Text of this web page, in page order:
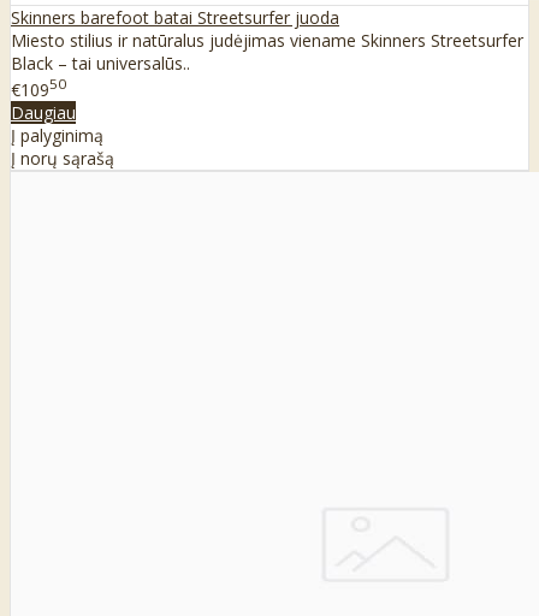
Skinners barefoot batai Streetsurfer juoda
Miesto stilius ir natūralus judėjimas viename Skinners Streetsurfer
Black – tai universalūs..
€10950
Daugiau
Į palyginimą
Į norų sąrašą